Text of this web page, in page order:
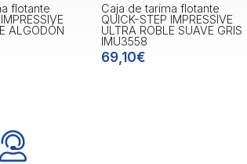
flotante
ALGODÓN
Caja de tarima flotante
QUICK-STEP IMPRESSIVE
ULTRA ROBLE SUAVE GRIS
IMU3558
69,10€